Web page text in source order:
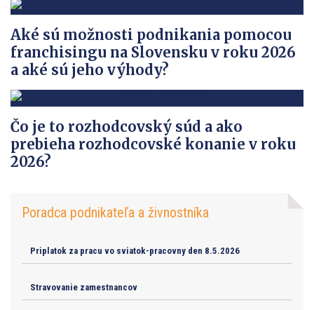
Aké sú možnosti podnikania pomocou
franchisingu na Slovensku v roku 2026
a aké sú jeho výhody?
Čo je to rozhodcovský súd a ako
prebieha rozhodcovské konanie v roku
2026?
Poradca podnikateľa a živnostníka
Priplatok za pracu vo sviatok-pracovny den 8.5.2026
Stravovanie zamestnancov